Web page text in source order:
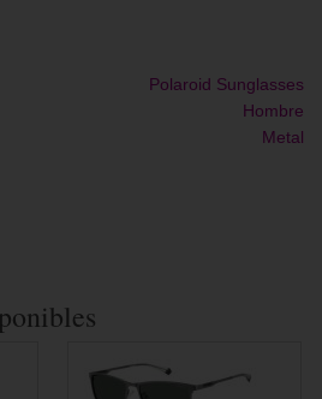
Polaroid Sunglasses
Hombre
Metal